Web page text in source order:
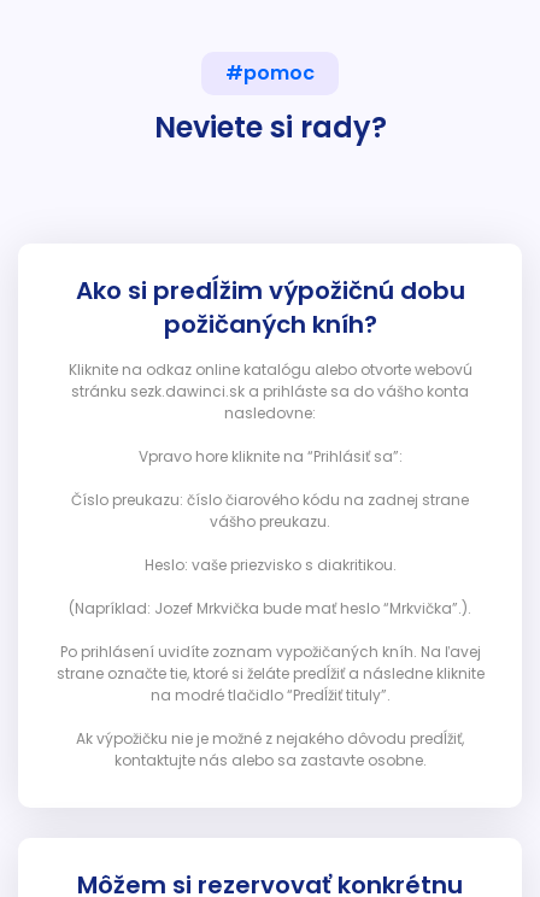
#pomoc
Neviete si rady?
Ako si predĺžim výpožičnú dobu
požičaných kníh?
Kliknite na odkaz online katalógu alebo otvorte webovú
stránku sezk.dawinci.sk a prihláste sa do vášho konta
nasledovne:
Vpravo hore kliknite na “Prihlásiť sa”:
Číslo preukazu: číslo čiarového kódu na zadnej strane
vášho preukazu.
Heslo: vaše priezvisko s diakritikou.
(Napríklad: Jozef Mrkvička bude mať heslo “Mrkvička”.).
Po prihlásení uvidíte zoznam vypožičaných kníh. Na ľavej
strane označte tie, ktoré si želáte predĺžiť a následne kliknite
na modré tlačidlo “Predĺžiť tituly”.
Ak výpožičku nie je možné z nejakého dôvodu predĺžiť,
kontaktujte nás alebo sa zastavte osobne.
Môžem si rezervovať konkrétnu